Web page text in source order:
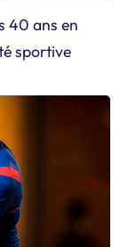
40 ans en
sportive